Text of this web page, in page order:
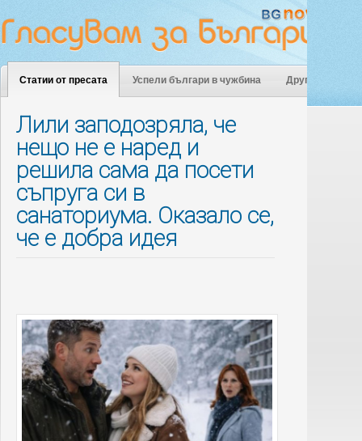
Статии от пресата Успели българи в чужбина Други
Лили заподозряла, че
нещо не е наред и
решила сама да посети
съпруга си в
санаториума. Оказало се,
че е добра идея